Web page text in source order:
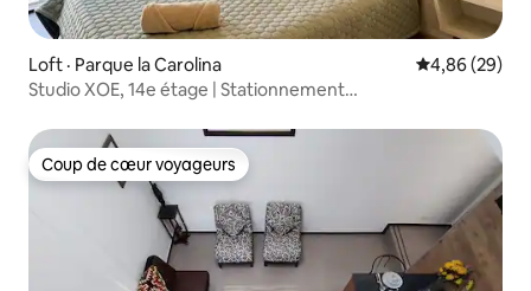
Loft · Parque la Carolina Note
4,86 (29)
Studio XOE, 14e étage | Stationnement
Coup de cœur voyageurs
Coup de cœur voyageurs